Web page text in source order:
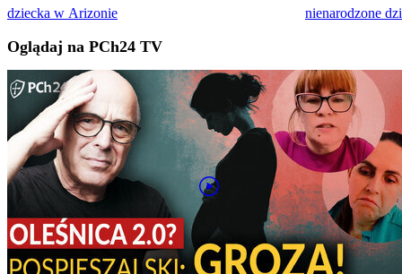
dziecka w Arizonie
nienarodzone
Oglądaj na PCh24 TV